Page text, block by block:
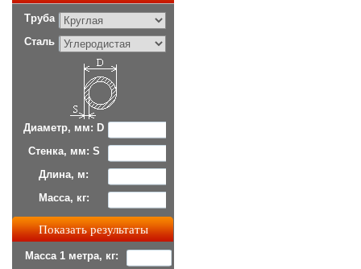
Труба
Сталь
Диаметр, мм: D
Стенка, мм: S
Длина, м:
Масса, кг:
Масса 1 метра, кг: